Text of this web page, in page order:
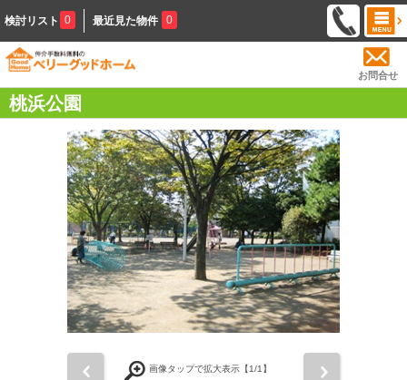
検討リスト 0 最近見た物件 0
お問合せ
桃浜公園
画像タップで拡大表示【1/1】